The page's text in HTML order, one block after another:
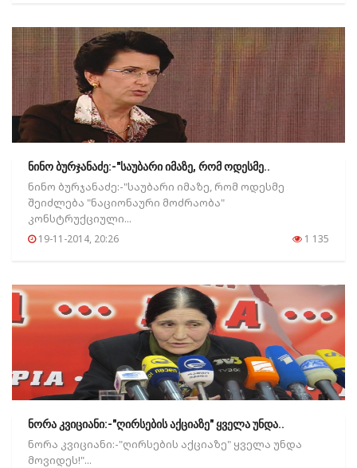
ნინო ბურჯანაძე:-"საუბარი იმაზე, რომ ოდესმე..
ნინო ბურჯანაძე:-"საუბარი იმაზე, რომ ოდესმე
შეიძლება "ნაციონაური მოძრაობა"
კონსტრუქციული...
19-11-2014, 20:26 1 135
ნორა კვიციანი:-"ღირსების აქციაზე" ყველა უნდა..
ნორა კვიციანი:-"ღირსების აქციაზე" ყველა უნდა
მოვიდეს!"...